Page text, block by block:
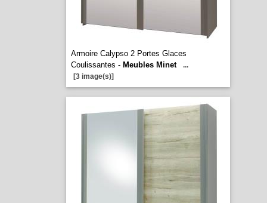
Armoire Calypso 2 Portes Glaces
Coulissantes - Meubles Minet
...
[3 image(s)]